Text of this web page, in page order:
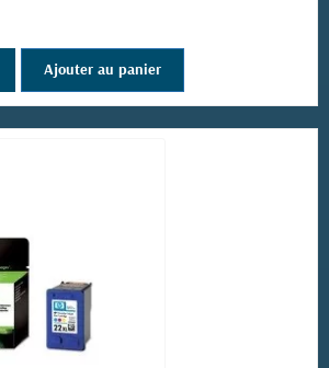
Ajouter au panier